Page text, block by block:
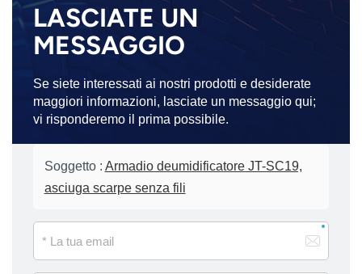
LASCIATE UN
MESSAGGIO
Se siete interessati ai nostri prodotti e desiderate
maggiori informazioni, lasciate un messaggio qui;
vi risponderemo il prima possibile.
Soggetto : Armadio deumidificatore JT-SC19,
asciuga scarpe senza fili